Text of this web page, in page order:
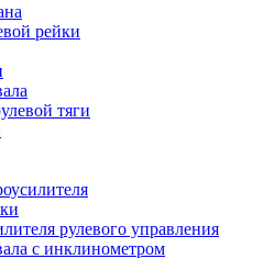
рейки
тяги
рулевого управления
с инклинометром